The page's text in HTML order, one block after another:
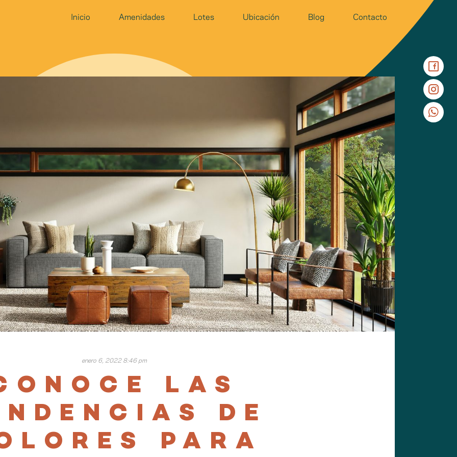
Inicio Amenidades Lotes Ubicación Blog Contacto
enero 6, 2022 8:46 pm
LAS
DE
PARA